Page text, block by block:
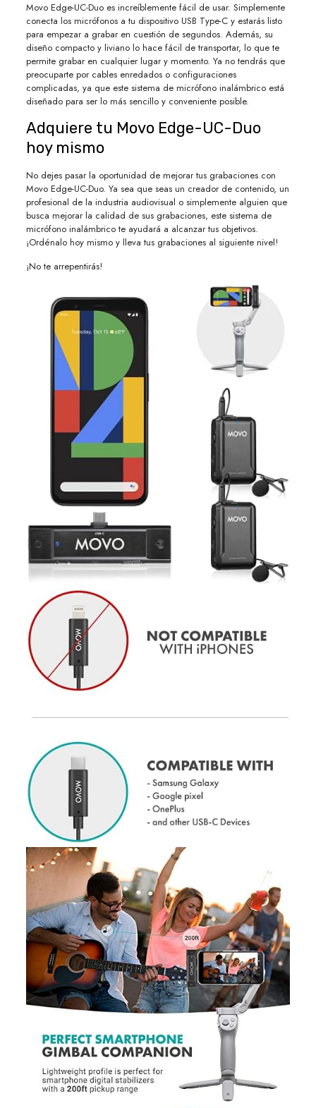
Movo Edge-UC-Duo es increíblemente fácil de usar. Simplemente
conecta los micrófonos a tu dispositivo USB Type-C y estarás listo
para empezar a grabar en cuestión de segundos. Además, su
diseño compacto y liviano lo hace fácil de transportar, lo que te
permite grabar en cualquier lugar y momento. Ya no tendrás que
preocuparte por cables enredados o configuraciones
complicadas, ya que este sistema de micrófono inalámbrico está
diseñado para ser lo más sencillo y conveniente posible.
Adquiere tu Movo Edge-UC-Duo
hoy mismo
No dejes pasar la oportunidad de mejorar tus grabaciones con
Movo Edge-UC-Duo. Ya sea que seas un creador de contenido, un
profesional de la industria audiovisual o simplemente alguien que
busca mejorar la calidad de sus grabaciones, este sistema de
micrófono inalámbrico te ayudará a alcanzar tus objetivos.
¡Ordénalo hoy mismo y lleva tus grabaciones al siguiente nivel!
¡No te arrepentirás!